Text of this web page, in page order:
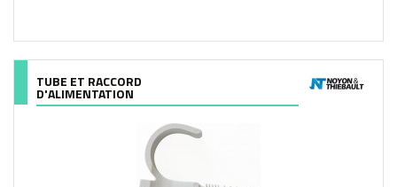
TUBE ET RACCORD
D'ALIMENTATION